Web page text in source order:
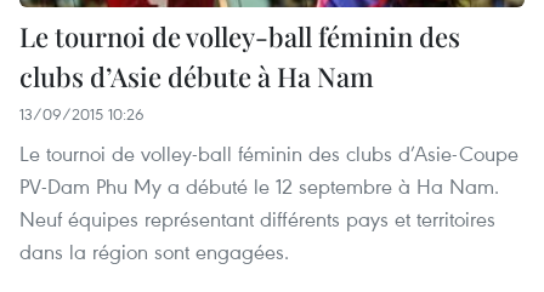
Le tournoi de volley-ball féminin des
clubs d’Asie débute à Ha Nam
13/09/2015 10:26
Le tournoi de volley-ball féminin des clubs d’Asie-Coupe
PV-Dam Phu My a débuté le 12 septembre à Ha Nam.
Neuf équipes représentant différents pays et territoires
dans la région sont engagées.